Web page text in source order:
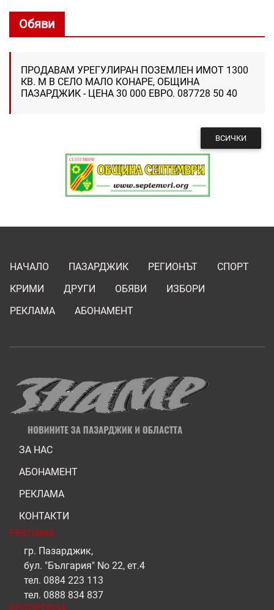
Обяви
ПРОДАВАМ УРЕГУЛИРАН ПОЗЕМЛЕН ИМОТ 1300
КВ. М В СЕЛО МАЛО КОНАРЕ, ОБЩИНА
ПАЗАРДЖИК - ЦЕНА 30 000 ЕВРО. 087728 50 40
ВСИЧКИ
НАЧАЛО ПАЗАРДЖИК РЕГИОНЪТ
СПОРТ
КРИМИ
ДРУГИ ОБЯВИ
ИЗБОРИ
РЕКЛАМА
АБОНАМЕНТ
ЗА НАС
АБОНАМЕНТ
РЕКЛАМА
КОНТАКТИ
РЕКЛАМА
гр. Пазарджик,
бул. "България" No 22, ет.4
тел. 0884 223 113
тел. 0888 834 837